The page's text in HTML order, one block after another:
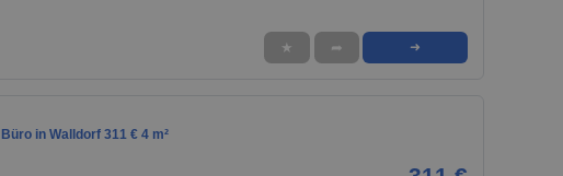
★ ➦ ➜
Büro in Walldorf 311 € 4 m²